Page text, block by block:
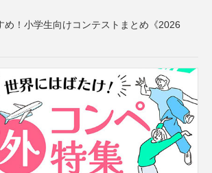
め！小学生向けコンテストまとめ《2026